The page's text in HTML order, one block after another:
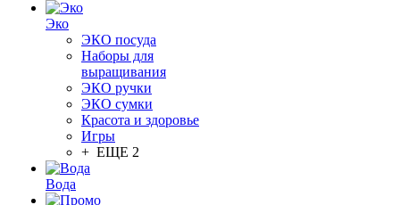
Эко
ЭКО посуда
Наборы для
выращивания
ЭКО ручки
ЭКО сумки
Красота и здоровье
Игры
+ ЕЩЕ 2
Вода